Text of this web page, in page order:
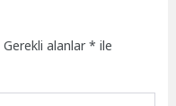
Gerekli alanlar* ile